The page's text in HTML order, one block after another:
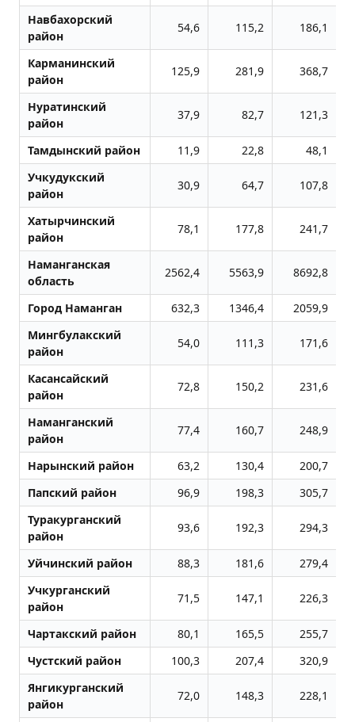
Навбахорский
район
54,6 115,2 186,1
Карманинский
район
125,9 281,9 368,7
Нуратинский
район
37,9 82,7 121,3
Тамдынский район 11,9 22,8
48,1
Учкудукский
район
30,9 64,7 107,8
Хатырчинский
район
78,1 177,8 241,7
Наманганская
область
2562,4 5563,9 8692,8
Город Наманган 632,3 1346,4
2059,9
Мингбулакский
район
54,0 111,3 171,6
Касансайский
район
72,8 150,2 231,6
Наманганский
район
77,4 160,7 248,9
Нарынский район 63,2 130,4
200,7
Папский район
96,9 198,3
305,7
Туракурганский
район
93,6 192,3 294,3
Уйчинский район 88,3 181,6
279,4
Учкурганский
район
71,5 147,1 226,3
Чартакский район 80,1 165,5
255,7
Чустский район
100,3 207,4
320,9
Янгикурганский
район
72,0 148,3 228,1